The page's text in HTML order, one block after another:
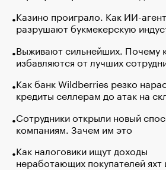
Казино проиграло. Как ИИ-
разрушают букмекерскую
Выживают сильнейших. Почему
избавляются от лучших
Как банк Wildberries резко
кредиты селлерам до атак на
Сотрудники открыли новый
компаниям. Зачем им это
Как налоговики ищут доходы
неработающих покупателей яхт